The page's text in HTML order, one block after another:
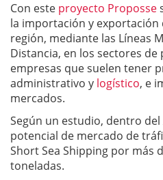
Con este proyecto Proposse
la importación y exportación
región, mediante las Líneas
Distancia, en los sectores de
empresas que suelen tener
administrativo y logístico, e
mercados.
Según un estudio, dentro del
potencial de mercado de
Short Sea Shipping por más
toneladas.